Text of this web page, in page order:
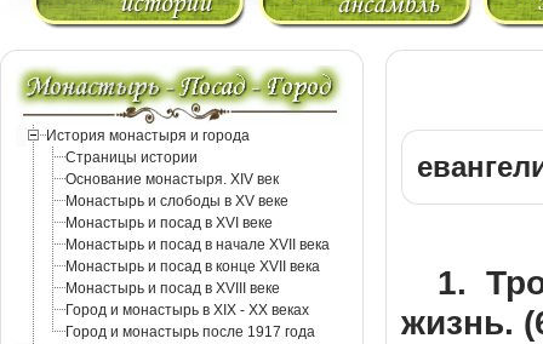
История монастыря и города
Страницы истории
Основание монастыря. XIV век
Монастырь и слободы в XV веке
Монастырь и посад в XVI веке
Монастырь и посад в начале XVII века
Монастырь и посад в конце XVII века
Монастырь и посад в XVIII веке
Город и монастырь в XIX - XX веках
Город и монастырь после 1917 года
1.
жизнь.